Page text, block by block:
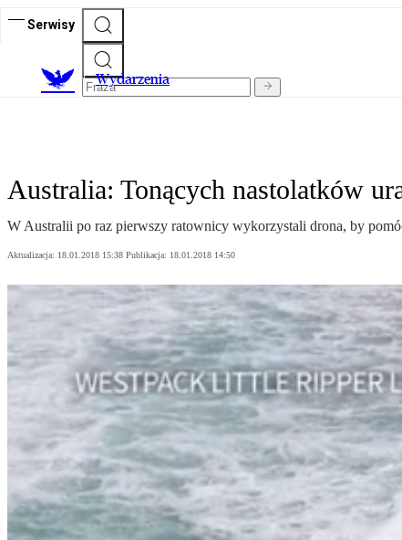
Serwisy
Wydarzenia
Australia: Tonących nastolatków
W Australii po raz pierwszy ratownicy wykorzystali drona, by
Aktualizacja: 18.01.2018 15:38 Publikacja: 18.01.2018 14:50